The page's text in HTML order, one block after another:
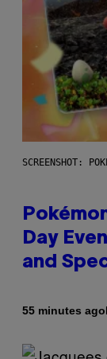
SCREENSHOT:
Day
and
55 minutes ago